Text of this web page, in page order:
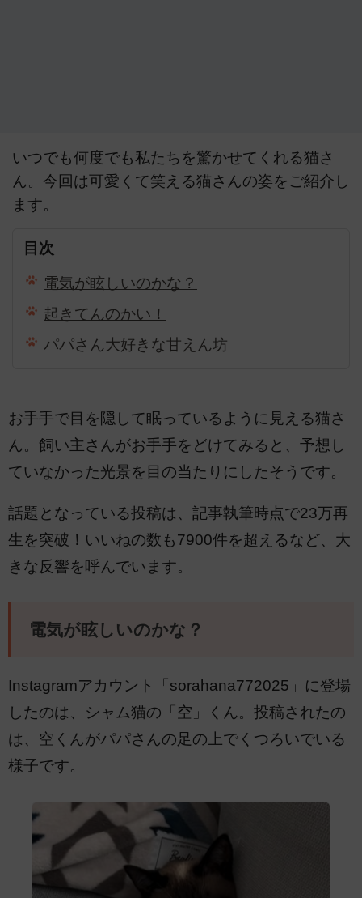
いつでも何度でも私たちを驚かせてくれる猫さ
ん。今回は可愛くて笑える猫さんの姿をご紹介し
ます。
目次
電気が眩しいのかな？
起きてんのかい！
パパさん大好きな甘えん坊
お手手で目を隠して眠っているように見える猫さ
ん。飼い主さんがお手手をどけてみると、予想し
ていなかった光景を目の当たりにしたそうです。
話題となっている投稿は、記事執筆時点で23万再
生を突破！いいねの数も7900件を超えるなど、大
きな反響を呼んでいます。
電気が眩しいのかな？
Instagramアカウント「sorahana772025」に登場
したのは、シャム猫の「空」くん。投稿されたの
は、空くんがパパさんの足の上でくつろいでいる
様子です。